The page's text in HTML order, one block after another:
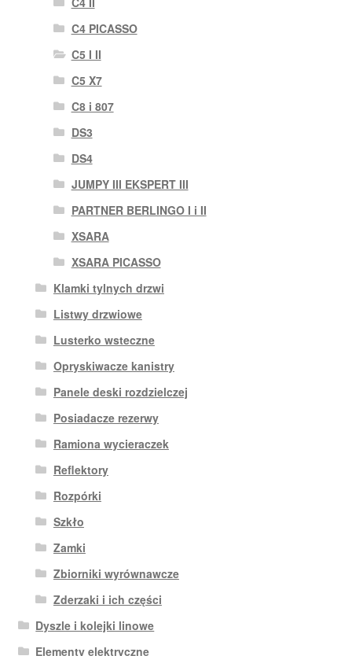
C4 PICASSO
C5 I II
C5 X7
C8 i 807
DS3
DS4
JUMPY III EKSPERT III
PARTNER BERLINGO I i II
XSARA
XSARA PICASSO
Klamki tylnych drzwi
Listwy drzwiowe
Lusterko wsteczne
Opryskiwacze kanistry
Panele deski rozdzielczej
Posiadacze rezerwy
Ramiona wycieraczek
Reflektory
Rozpórki
Szkło
Zamki
Zbiorniki wyrównawcze
Zderzaki i ich części
Dyszle i kolejki linowe
Elementy elektryczne